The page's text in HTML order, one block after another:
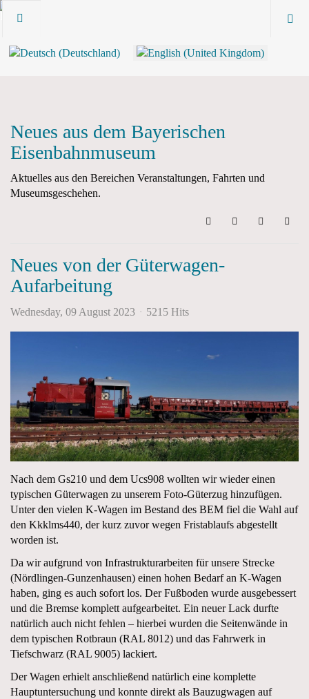
Neues aus dem Bayerischen
Eisenbahnmuseum
Aktuelles aus den Bereichen Veranstaltungen, Fahrten und
Museumsgeschehen.
SearchSubscribe to
Sign In
Neues von der Güterwagen-
Aufarbeitung
Wednesday, 09 August 2023 5215 Hits
Nach dem Gs210 und dem Ucs908 wollten wir wieder einen
typischen Güterwagen zu unserem Foto-Güterzug hinzufügen.
Unter den vielen K-Wagen im Bestand des BEM fiel die Wahl auf
den Kkklms440, der kurz zuvor wegen Fristablaufs abgestellt
worden ist.
Da wir aufgrund von Infrastrukturarbeiten für unsere Strecke
(Nördlingen-Gunzenhausen) einen hohen Bedarf an K-Wagen
haben, ging es auch sofort los. Der Fußboden wurde ausgebessert
und die Bremse komplett aufgearbeitet. Ein neuer Lack durfte
natürlich auch nicht fehlen – hierbei wurden die Seitenwände in
dem typischen Rotbraun (RAL 8012) und das Fahrwerk in
Tiefschwarz (RAL 9005) lackiert.
Der Wagen erhielt anschließend natürlich eine komplette
Hauptuntersuchung und konnte direkt als Bauzugwagen auf